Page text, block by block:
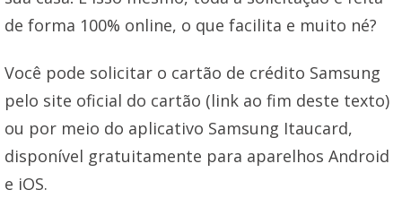
de forma 100% online, o que facilita e muito né?
Você pode solicitar o cartão de crédito Samsung
pelo site oficial do cartão (link ao fim deste texto)
ou por meio do aplicativo Samsung Itaucard,
disponível gratuitamente para aparelhos Android
e iOS.